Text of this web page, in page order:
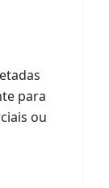
para
ou